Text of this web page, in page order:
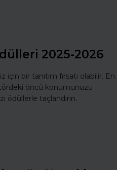
2025-2026
için bir tanıtım fırsatı olabilir. En
öncü konumunuzu
ödüllerle taçlandırın.